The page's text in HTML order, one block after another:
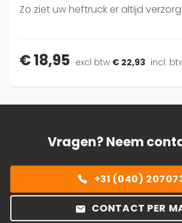
Zo ziet uw heftruck er altijd
€ 18,95 excl btw € 22,93 incl.
Vragen? Neem
+31 (040)
CONTACT PER